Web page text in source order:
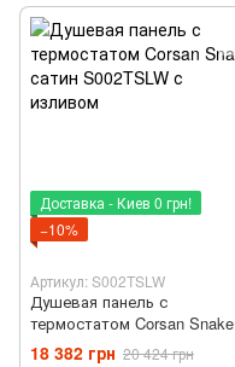
Доставка - Киев 0 грн!
−10%
Артикул: S002TSLW
Душевая панель с
термостатом Corsan Snake
сатин S002TSLW с изливом
18 382 грн 20 424 грн